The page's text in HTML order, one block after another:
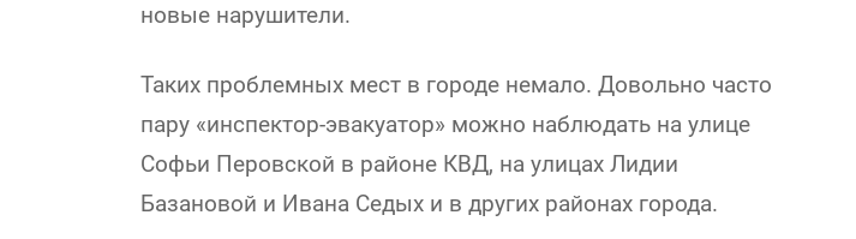
новые нарушители.
Таких проблемных мест в городе немало. Довольно часто
пару «инспектор-эвакуатор» можно наблюдать на улице
Софьи Перовской в районе КВД, на улицах Лидии
Базановой и Ивана Седых и в других районах города.